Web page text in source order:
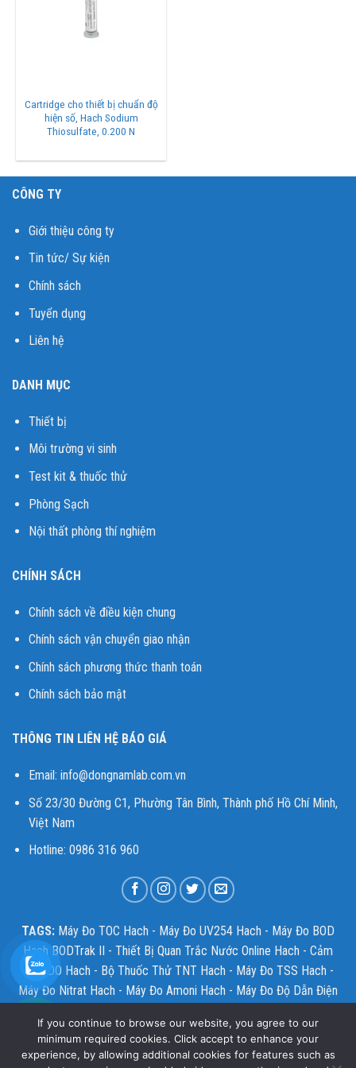
Cartridge cho thiết bị chuẩn độ
hiện số, Hach Sodium
Thiosulfate, 0.200 N
CÔNG TY
Giới thiệu công ty
Tin tức/ Sự kiện
Chính sách
Tuyển dụng
Liên hệ
DANH MỤC
Thiết bị
Môi trường vi sinh
Test kit & thuốc thử
Phòng Sạch
Nội thất phòng thí nghiệm
CHÍNH SÁCH
Chính sách về điều kiện chung
Chính sách vận chuyển giao nhận
Chính sách phương thức thanh toán
Chính sách bảo mật
THÔNG TIN LIÊN HỆ BÁO GIÁ
Email: info@dongnamlab.com.vn
Số 23/30 Đường C1, Phường Tân Bình, Thành phố Hồ Chí Minh,
Việt Nam
Hotline: 0986 316 960
TAGS: Máy Đo TOC Hach - Máy Đo UV254 Hach - Máy Đo BOD
Hach BODTrak II
- Thiết Bị Quan Trắc Nước Online Hach - Cảm
Biến DO Hach - Bộ Thuốc Thử TNT Hach - Máy Đo TSS Hach -
Máy Đo Nitrat Hach - Máy Đo Amoni Hach - Máy Đo Độ Dẫn Điện
HQ1130-Máy Đo Độ Đục Hach 2100Q-Máy Đo Clo Dư Hach
Máy Đo COD Hach DR3900
If you continue to browse our website, you agree to our
minimum required cookies. Click accept to enhance your
experience, by allowing additional cookies for features such as